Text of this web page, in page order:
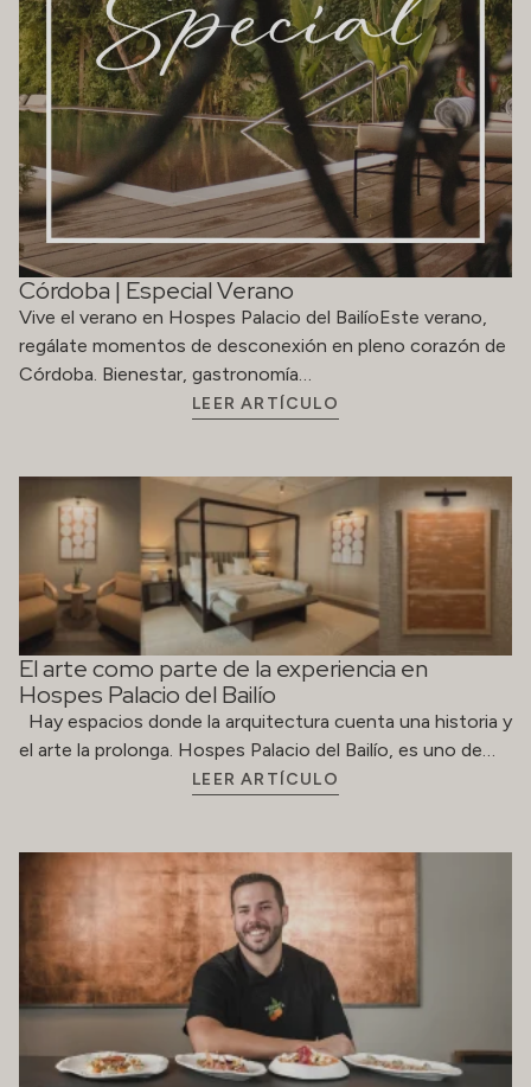
Córdoba | Especial Verano
Vive el verano en Hospes Palacio del BailíoEste verano,
regálate momentos de desconexión en pleno corazón de
Córdoba. Bienestar, gastronomía…
LEER ARTÍCULO
El arte como parte de la experiencia en
Hospes Palacio del Bailío
Hay espacios donde la arquitectura cuenta una historia y
el arte la prolonga. Hospes Palacio del Bailío, es uno de…
LEER ARTÍCULO